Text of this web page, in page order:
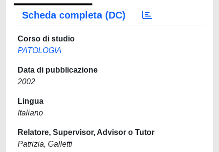
Scheda completa (DC)
Corso di studio
PATOLOGIA
Data di pubblicazione
2002
Lingua
Italiano
Relatore, Supervisor, Advisor o Tutor
Patrizia, Galletti